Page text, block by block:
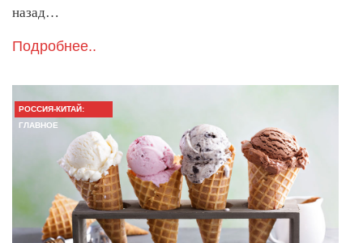
назад…
Подробнее..
РОССИЯ-КИТАЙ:
ГЛАВНОЕ